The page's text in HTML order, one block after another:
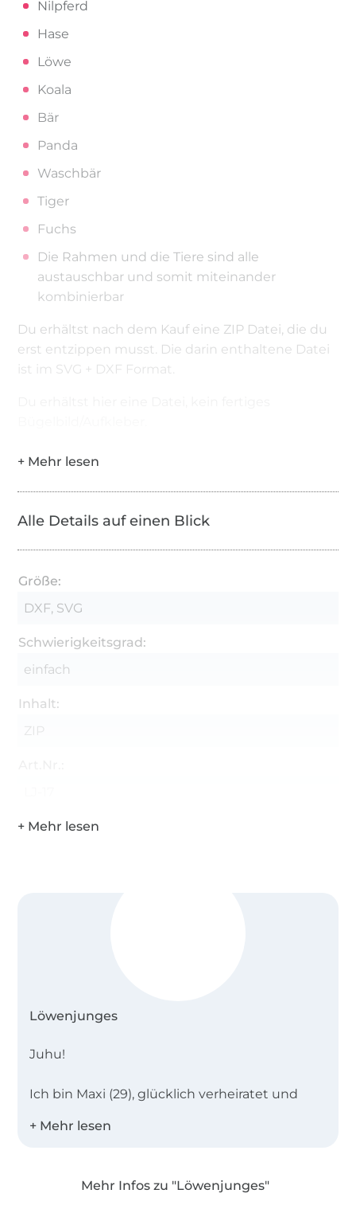
Nilpferd
Hase
Löwe
Koala
Bär
Panda
Waschbär
Tiger
Fuchs
Die Rahmen und die Tiere sind alle
austauschbar und somit miteinander
kombinierbar
Du erhältst nach dem Kauf eine ZIP Datei, die du
erst entzippen musst. Die darin enthaltene Datei
ist im SVG + DXF Format.
Die Datei ist für den privaten Gebrauch
Alle Details auf einen Blick
Größe:
DXF, SVG
Schwierigkeitsgrad:
einfach
Inhalt:
ZIP
Löwenjunges
Juhu!
Ich bin Maxi (29), glücklich verheiratet und
Mehr Infos zu "Löwenjunges"